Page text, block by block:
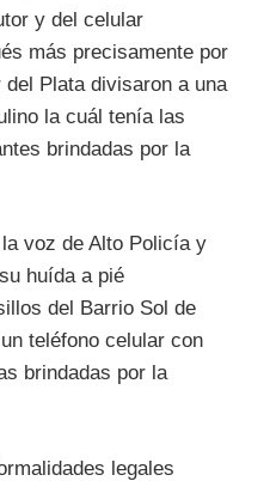
y del celular
más precisamente por
Plata divisaron a una
la cuál tenía las
brindadas por la
voz de Alto Policía y
huída a pié
del Barrio Sol de
teléfono celular con
brindadas por la
legales